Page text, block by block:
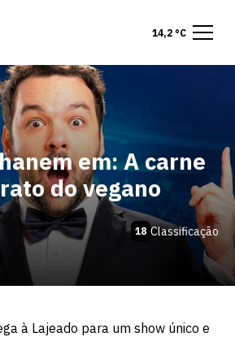
14,2 °C
em: A carne
do vegano
18 Classificação
à Lajeado para um show único e